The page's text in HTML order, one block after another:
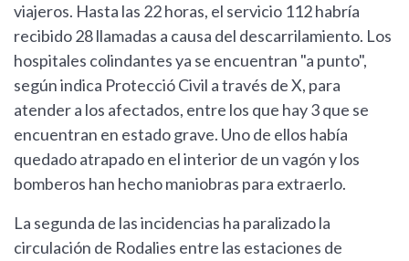
viajeros. Hasta las 22 horas, el servicio 112 habría
recibido 28 llamadas a causa del descarrilamiento. Los
hospitales colindantes ya se encuentran "a punto",
según indica Protecció Civil a través de X, para
atender a los afectados, entre los que hay 3 que se
encuentran en estado grave. Uno de ellos había
quedado atrapado en el interior de un vagón y los
bomberos han hecho maniobras para extraerlo.
La segunda de las incidencias ha paralizado la
circulación de Rodalies entre las estaciones de